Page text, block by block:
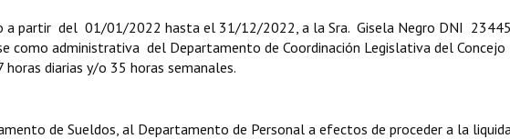
del 01/01/2022 hasta el 31/12/2022, a la Sra. Gisela Negro DNI
como administrativa del Departamento de Coordinación Legislativa del Concejo
horas diarias y/o 35 horas semanales.
de Sueldos, al Departamento de Personal a efectos de proceder a la